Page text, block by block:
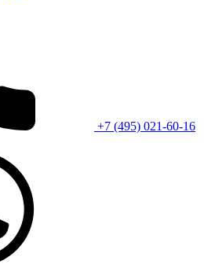
+7 (495) 021-60-16